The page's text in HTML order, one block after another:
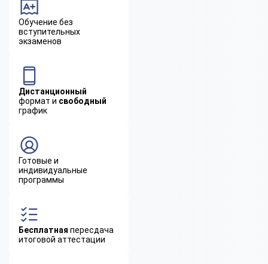
Обучение без
вступительных
экзаменов
Дистанционный
формат и свободный
график
Готовые и
индивидуальные
программы
Бесплатная пересдача
итоговой аттестации